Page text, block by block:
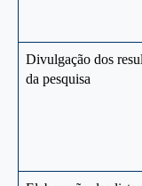
Divulgação dos
da pesquisa